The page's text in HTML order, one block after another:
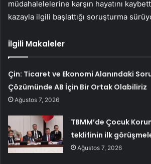
müdahalelelerine karşın hayatını
kazayla ilgili başlattığı soruşturma
İlgili Makaleler
Çin: Ticaret ve Ekonomi Alanındaki
Çözümünde AB İçin Bir Ortak Olabiliriz
Ağustos 7, 2026
TBMM’de Çocuk
teklifinin ilk
Ağustos 7, 2026